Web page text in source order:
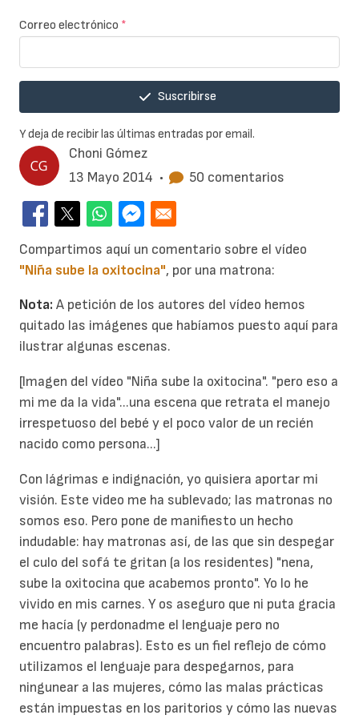
Choni Gómez
13 Mayo 2014 • 50 comentarios
Compartimos aquí un comentario sobre el vídeo
"Niña sube la oxitocina", por una matrona:
Nota: A petición de los autores del vídeo hemos
quitado las imágenes que habíamos puesto aquí para
ilustrar algunas escenas.
[Imagen del vídeo "Niña sube la oxitocina". "pero eso a
mi me da la vida"...una escena que retrata el manejo
irrespetuoso del bebé y el poco valor de un recién
nacido como persona...]
Con lágrimas e indignación, yo quisiera aportar mi
visión. Este video me ha sublevado; las matronas no
somos eso. Pero pone de manifiesto un hecho
indudable: hay matronas así, de las que sin despegar
el culo del sofá te gritan (a los residentes) "nena,
sube la oxitocina que acabemos pronto". Yo lo he
vivido en mis carnes. Y os aseguro que ni puta gracia
me hacía (y perdonadme el lenguaje pero no
encuentro palabras). Esto es un fiel reflejo de cómo
utilizamos el lenguaje para despegarnos, para
ningunear a las mujeres, cómo las malas prácticas
están impuestas en los paritorios y cómo las nuevas
Correo electrónico *
Suscribirse
Y deja de recibir las últimas entradas por email.